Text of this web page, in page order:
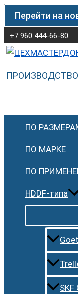
Перейти
содержимому
Перейти на
+7 960 444-66-80
ПО
ПО МАРКЕ
ПО
HDDF-типа
SKF